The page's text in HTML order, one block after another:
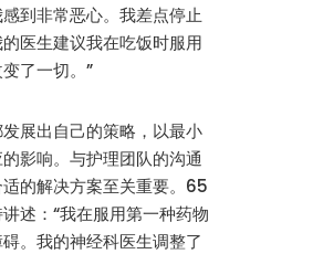
到非常恶心。我差点停止
医生建议我在吃饭时服用
了一切。”
展出自己的策略，以最小
影响。与护理团队的沟通
的解决方案至关重要。65
述：“我在服用第一种药物
。我的神经科医生调整了